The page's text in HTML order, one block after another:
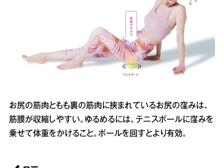
お尻の筋肉ともも裏の筋肉に挟まれているお尻の窪みは、
筋膜が収縮しやすい。ゆるめるには、テニスボールに窪みを
乗せて体重をかけること。ボールを回すとより有効。